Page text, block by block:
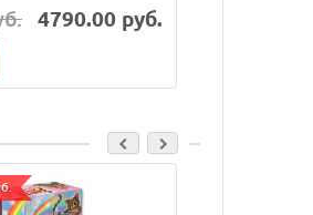
4790.00 руб.